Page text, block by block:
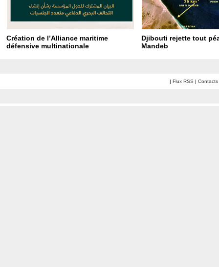
Création de l’Alliance maritime
défensive multinationale
Djibouti rejette tout
Mandeb
| Flux RSS | Contacts